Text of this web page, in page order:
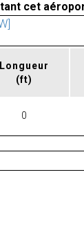
cet
Longueur
(ft)
0